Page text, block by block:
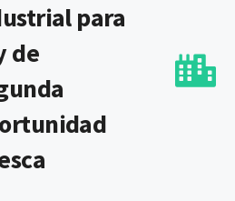
para
de